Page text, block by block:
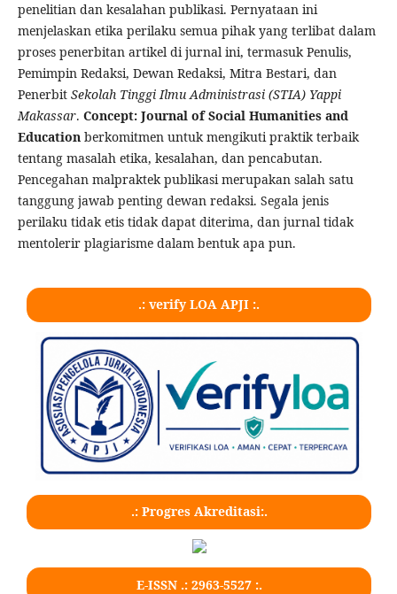
penelitian dan kesalahan publikasi. Pernyataan ini
menjelaskan etika perilaku semua pihak yang terlibat dalam
proses penerbitan artikel di jurnal ini, termasuk Penulis,
Pemimpin Redaksi, Dewan Redaksi, Mitra Bestari, dan
Penerbit Sekolah Tinggi Ilmu Administrasi (STIA) Yappi
Makassar. Concept: Journal of Social Humanities and
Educationberkomitmen untuk mengikuti praktik terbaik
tentang masalah etika, kesalahan, dan pencabutan.
Pencegahan malpraktek publikasi merupakan salah satu
tanggung jawab penting dewan redaksi. Segala jenis
perilaku tidak etis tidak dapat diterima, dan jurnal tidak
mentolerir plagiarisme dalam bentuk apa pun.
.: verify LOA APJI :.
.: Progres Akreditasi:.
E-ISSN .: 2963-5527 :.